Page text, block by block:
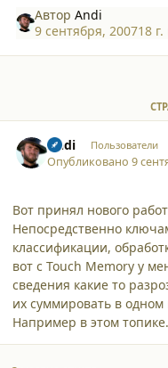
АвторAndi
9 сентября, 200718 г.
Andi Пользователи
Опубликовано9
Вот принял нового
Непосредственно
классификации,
вот с Touch Memory у
сведения какие то
их суммировать в одном
Например в этом топике.